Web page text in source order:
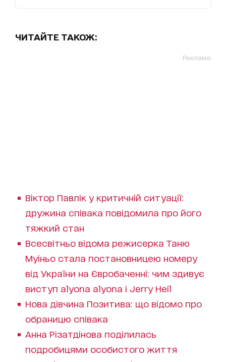
ЧИТАЙТЕ ТАКОЖ:
Реклама
Віктор Павлік у критичній ситуації:
дружина співака повідомила про його
тяжкий стан
Всесвітньо відома режисерка Таню
Муіньо стала постановницею номеру
від України на Євробаченні: чим здивує
виступ alyona alyona і Jerry Heil
Нова дівчина Позитива: що відомо про
обраницю співака
Анна Різатдінова поділилась
подробицями особистого життя